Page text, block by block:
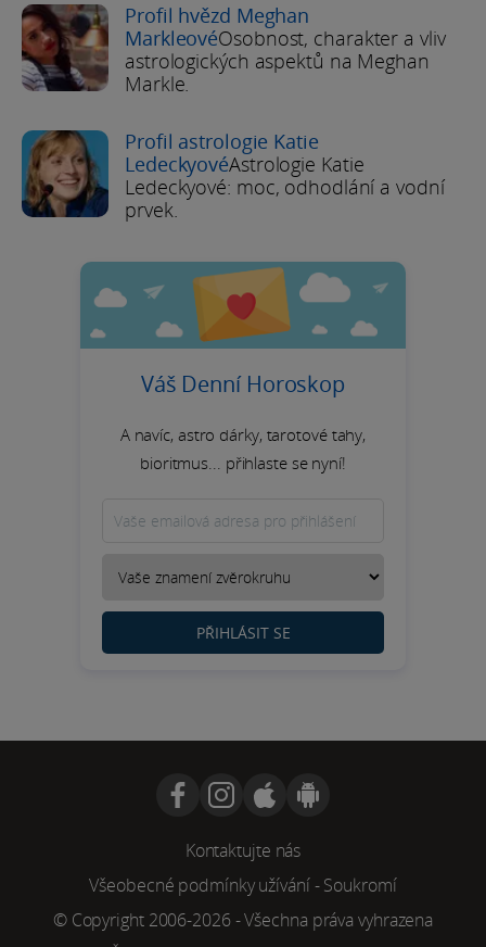
Profil hvězd Meghan
MarkleovéOsobnost, charakter a vliv
astrologických aspektů na Meghan
Markle.
Profil astrologie Katie
LedeckyovéAstrologie Katie
Ledeckyové: moc, odhodlání a vodní
prvek.
Váš Denní Horoskop
A navíc, astro dárky, tarotové tahy,
bioritmus... přihlaste se nyní!
PŘIHLÁSIT SE
Kontaktujte nás
Všeobecné podmínky užívání-Soukromí
© Copyright 2006-2026 - Všechna práva vyhrazena